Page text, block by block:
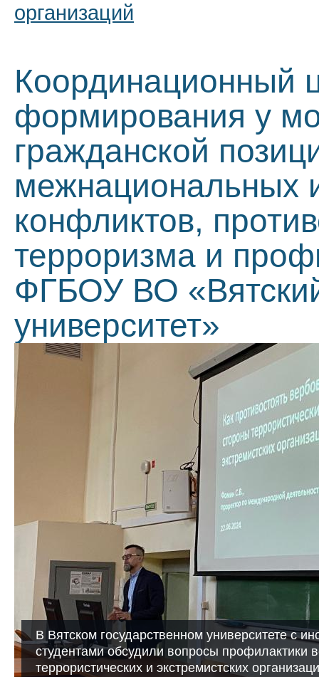
организаций
Координационный
формирования у
гражданской
межнациональных
конфликтов,
терроризма и
ФГБОУ ВО
университет»
В Вятском государственном университете с
студентами обсудили вопросы профилактики
террористических и экстремистских